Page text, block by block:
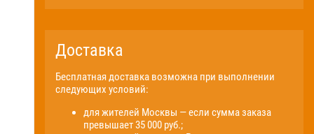
Доставка
Бесплатная доставка возможна при выполнении
следующих условий:
для жителей Москвы — если сумма заказа
превышает 35 000 руб.;